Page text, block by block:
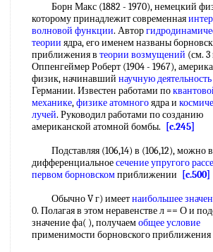
Борн Макс (1882 - 1970), немецкий
которому принадлежит современная
волновой функции. Автор
теории ядра, его именем названы
приближения в теории возмущений (см.
Оппенгеймер Роберт (1904 - 1967),
физик, начинавший научную деятельность
Германии. Известен работами по
механике,физике атомногоядра и
лучей. Руководил работами по созданию
американской атомной бомбы.
[c.245]
Подставляя (106,14) в (106,12), можно
дифференциальноесечение упругого
первом борновскомприближении
[c.500]
Обычно V г) имеетнаибольшее
0. Полагая в этом неравенстве л == О и
значение фа( ), получаемобщее условие
применимости борновского приближения